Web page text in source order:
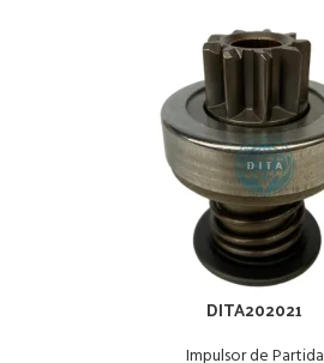
DITA202021
Impulsor de Partida